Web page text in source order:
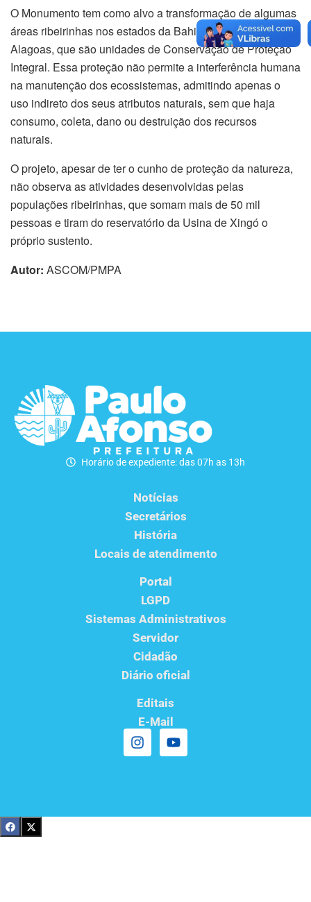
O Monumento tem como alvo a transformação de algumas
áreas ribeirinhas nos estados da Bahia, Sergipe e
Alagoas, que são unidades de Conservação de Proteção
Integral. Essa proteção não permite a interferência humana
na manutenção dos ecossistemas, admitindo apenas o
uso indireto dos seus atributos naturais, sem que haja
consumo, coleta, dano ou destruição dos recursos
naturais.
O projeto, apesar de ter o cunho de proteção da natureza,
não observa as atividades desenvolvidas pelas
populações ribeirinhas, que somam mais de 50 mil
pessoas e tiram do reservatório da Usina de Xingó o
próprio sustento.
Autor: ASCOM/PMPA
Horário de expediente: das 07h as 13h
Notícias
Secretários
História
Locais de atendimento
Portal
LGPD
Sistemas Administrativos
Servidor
Cidadão
Diário oficial
Editais
E-Mail